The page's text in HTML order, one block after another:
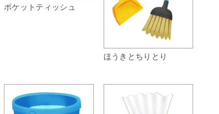
ポケットティッシュ
ほうきとちりとり